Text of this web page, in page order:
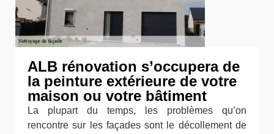
ALB rénovation s’occupera de
la peinture extérieure de votre
maison ou votre bâtiment
La plupart du temps, les problèmes qu’on
rencontre sur les façades sont le décollement de